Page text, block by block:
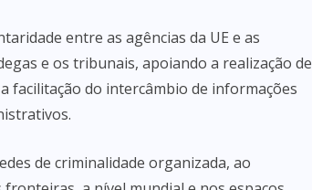
entre as agências da UE e as
e os tribunais, apoiando a realização de
facilitação do intercâmbio de informações
de criminalidade organizada, ao